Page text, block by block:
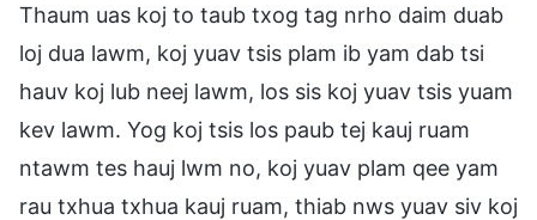
Thaum uas koj to taub txog tag nrho daim duab
loj dua lawm, koj yuav tsis plam ib yam dab tsi
hauv koj lub neej lawm, los sis koj yuav tsis yuam
kev lawm. Yog koj tsis los paub tej kauj ruam
ntawm tes hauj lwm no, koj yuav plam qee yam
rau txhua txhua kauj ruam, thiab nws yuav siv koj